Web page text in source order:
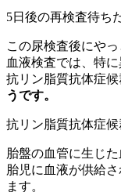
5日後の再検査待ち
この尿検査後にや
血液検査では、特
抗リン脂質抗体症
うです。
抗リン脂質抗体症候
胎盤の血管に生じ
胎児に血液が供給
ます。